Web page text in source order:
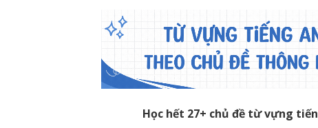
Học hết 27+ chủ đề từ vựng